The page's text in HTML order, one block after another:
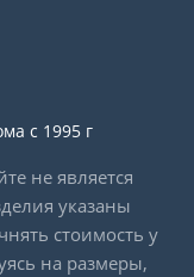
с 1995 г
не является
указаны
стоимость у
на размеры,